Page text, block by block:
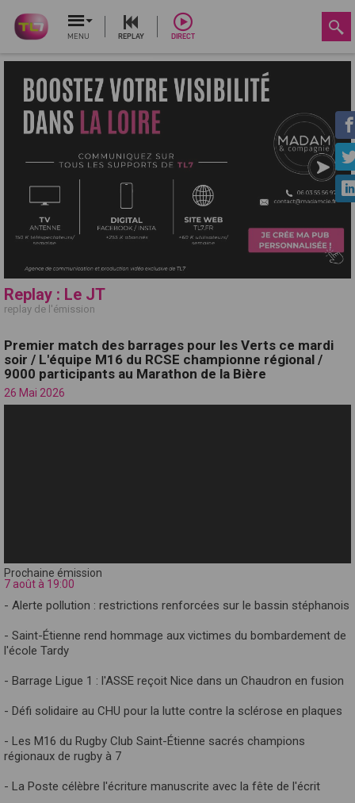
MENU REPLAY DIRECT
Replay : Le JT
replay de l'émission
Premier match des barrages pour les Verts ce mardi
soir / L'équipe M16 du RCSE championne régional /
9000 participants au Marathon de la Bière
26 Mai 2026
Prochaine émission
7 août à 19:00
- Alerte pollution : restrictions renforcées sur le bassin stéphanois
- Saint-Étienne rend hommage aux victimes du bombardement de
l'école Tardy
- Barrage Ligue 1 : l'ASSE reçoit Nice dans un Chaudron en fusion
- Défi solidaire au CHU pour la lutte contre la sclérose en plaques
- Les M16 du Rugby Club Saint-Étienne sacrés champions
régionaux de rugby à 7
- La Poste célèbre l'écriture manuscrite avec la fête de l'écrit